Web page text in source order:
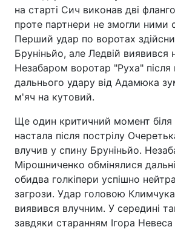
на старті Сич виконав дві
проте партнери не змогли ними
Перший удар по воротах
Бруніньйо, але Ледвій виявився
Незабаром воротар "Руха" після
дальнього удару від Адамюка
м'яч на кутовий.
Ще один критичний момент біля
настала після пострілу
влучив у спину Бруніньйо.
Мірошниченко обмінялися
обидва голкіпери успішно
загрози. Удар головою
виявився влучним. У середині
завдяки старанням Ігора